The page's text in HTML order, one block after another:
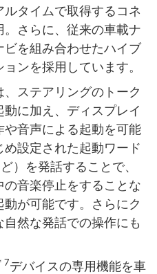
タイムで取得するコネ
さらに、従来の車載ナ
ビを組み合わせたハイブ
ンを採用しています。
ステアリングのトーク
に加え、ディスプレイ
音声による起動を可能
設定された起動ワード
）を発話することで、
の音楽停止をすることな
動が可能です。さらにク
然な発話での操作にも
7デバイスの専用機能を車